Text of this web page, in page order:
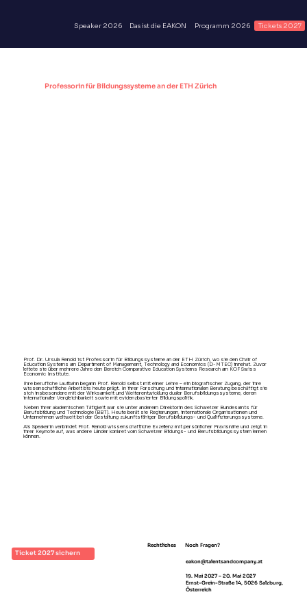
Das ist die EAKON Programm 2026
Speaker 2026 Tickets 2027
Prof. Dr. Ursula Renold ist Professorin für Bildungssysteme an der ETH Zürich, wo sie den Chair of
Education Systems am Department of Management, Technology and Economics (D-MTEC) innehat. Zuvor
leitete sie über mehrere Jahre den Bereich Comparative Education Systems Research am KOF Swiss
Economic Institute.
Ihre berufliche Laufbahn begann Prof. Renold selbst mit einer Lehre – ein biografischer Zugang, der ihre
wissenschaftliche Arbeit bis heute prägt. In ihrer Forschung und internationalen Beratung beschäftigt sie
sich insbesondere mit der Wirksamkeit und Weiterentwicklung dualer Berufsbildungssysteme, deren
internationaler Vergleichbarkeit sowie mit evidenzbasierter Bildungspolitik.
Neben ihrer akademischen Tätigkeit war sie unter anderem Direktorin des Schweizer Bundesamts für
Berufsbildung und Technologie (BBT). Heute berät sie Regierungen, internationale Organisationen und
Unternehmen weltweit bei der Gestaltung zukunftsfähiger Berufsbildungs- und Qualifizierungssysteme.
Als Speakerin verbindet Prof. Renold wissenschaftliche Exzellenz mit persönlicher Praxisnähe und zeigt in
ihrer Keynote auf, was andere Länder konkret vom Schweizer Bildungs- und Berufsbildungssystem lernen
können.
Professorin für Bildungssysteme an der ETH Zürich
Ticket 2027 sichern
Rechtliches Noch Fragen?
eakon@talentsandcompany.at
19. Mai 2027 – 20. Mai 2027
Ernst-Grein-Straße 14, 5026 Salzburg,
Österreich